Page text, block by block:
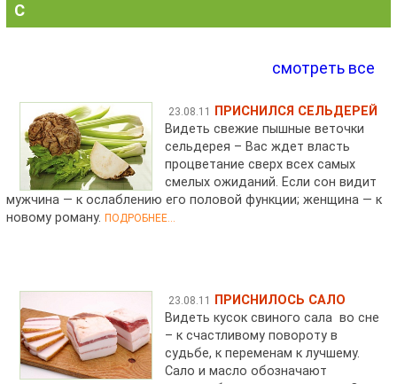
С
смотреть все
23.08.11
ПРИСНИЛСЯ СЕЛЬДЕРЕЙ
Видеть свежие пышные веточки
сельдерея – Вас ждет власть
процветание сверх всех самых
смелых ожиданий. Если сон видит
мужчина — к ослаблению его половой функции; женщина — к
новому роману.ПОДРОБНЕЕ...
23.08.11
ПРИСНИЛОСЬ САЛО
Видеть кусок свиного сала во сне
– к счастливому повороту в
судьбе, к переменам к лучшему.
Сало и масло обозначают